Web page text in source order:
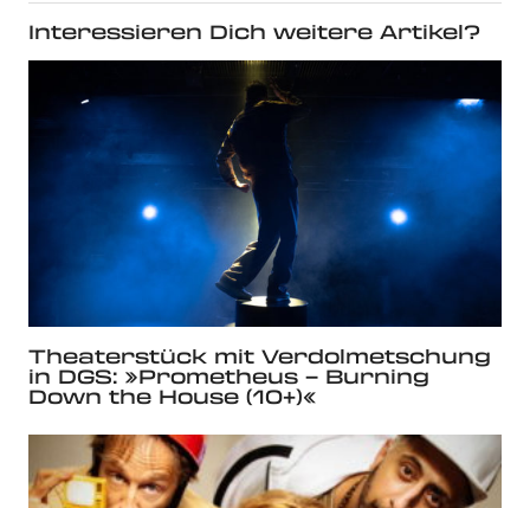
Interessieren Dich weitere Artikel?
Theaterstück mit Verdolmetschung
in DGS: »Prometheus – Bur­ning
Down the House (10+)«